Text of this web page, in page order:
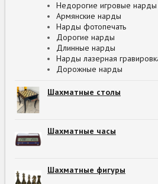
Недорогие игровые нарды
Армянские нарды
Нарды фотопечать
Дорогие нарды
Длинные нарды
Нарды лазерная
Дорожные нарды
Шахматные столы
Шахматные часы
Шахматные фигуры